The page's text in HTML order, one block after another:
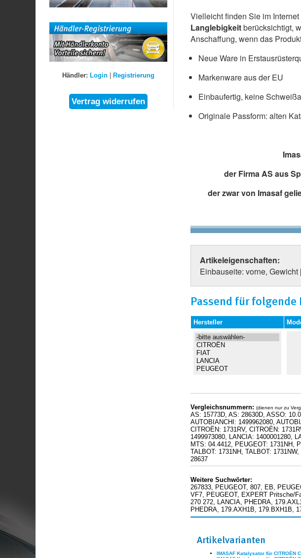
Vielleicht finden Sie im
Langlebigkeitberücksichtigt,
Anschaffung, wenn das
Neue Ware in
Markenware aus der EU
Einbaufertig, keine
Originale Passform: alten
der Firma AS aus
der zwar von Imasaf
Artikeleigenschaften:
Einbauseite: vorne, Gewicht
Passend für folgende
Hersteller
Vergleichsnummern: (dienen nur zu
AS: 15773D, AS: 28630D, ASSO:
AUTOBIANCHI: 1499962080,
CITROËN: 1731RV, CITROËN:
1499973080, LANCIA: 1400001280,
MTS: 04.4412, PEUGEOT: 1731NH,
TALBOT: 1731NH, TALBOT:
28637
Weitere Suchwörter:
267833, PEUGEOT, 807, EB,
VF7, PEUGEOT, EXPERT Pritsche/
270 272, LANCIA, PHEDRA,
PHEDRA, 179.AXH1B, 179.BXH1B,
Artikelvarianten
IMASAF Katalysator für CITROËN
Händler: Login| Registrierung